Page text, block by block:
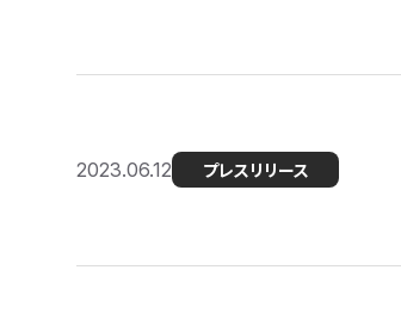
2023.06.12 プレスリリース